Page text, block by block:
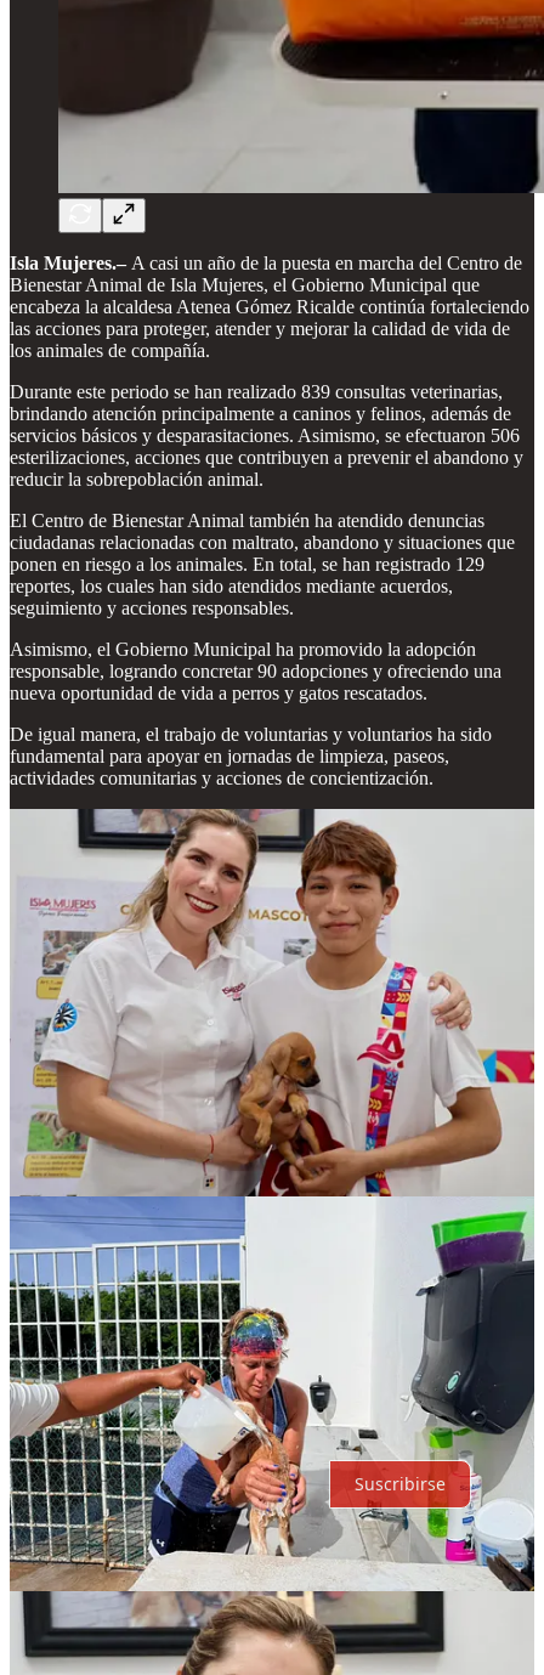
Isla Mujeres.– A casi un año de la puesta en marcha del Centro de
Bienestar Animal de Isla Mujeres, el Gobierno Municipal que
encabeza la alcaldesa Atenea Gómez Ricalde continúa fortaleciendo
las acciones para proteger, atender y mejorar la calidad de vida de
los animales de compañía.
Durante este periodo se han realizado 839 consultas veterinarias,
brindando atención principalmente a caninos y felinos, además de
servicios básicos y desparasitaciones. Asimismo, se efectuaron 506
esterilizaciones, acciones que contribuyen a prevenir el abandono y
reducir la sobrepoblación animal.
El Centro de Bienestar Animal también ha atendido denuncias
ciudadanas relacionadas con maltrato, abandono y situaciones que
ponen en riesgo a los animales. En total, se han registrado 129
reportes, los cuales han sido atendidos mediante acuerdos,
seguimiento y acciones responsables.
Asimismo, el Gobierno Municipal ha promovido la adopción
responsable, logrando concretar 90 adopciones y ofreciendo una
nueva oportunidad de vida a perros y gatos rescatados.
De igual manera, el trabajo de voluntarias y voluntarios ha sido
fundamental para apoyar en jornadas de limpieza, paseos,
actividades comunitarias y acciones de concientización.
Compartir
Discusión sobre este post
Comentarios
Lo mejor de Último Debates
Sin posts
Por supuesto, sigue adelante.
Suscribirse
© 2026 Expediente Quintana Roo·Privacidad∙Términos ∙Aviso
de recolección
Crea tu Substack
Descargar la app
Substackes el hogar de la gran cultura